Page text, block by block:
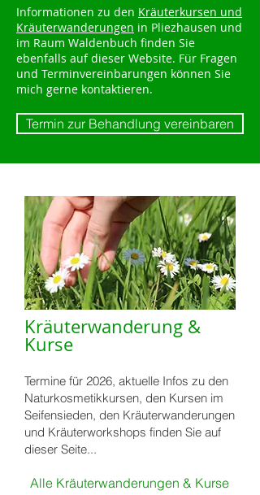
Informationen zu den Kräuterkursen und
Kräuterwanderungen in Pliezhausen und
im Raum Waldenbuch finden Sie
ebenfalls auf dieser Website. Für Fragen
und Terminvereinbarungen können Sie
mich gerne kontaktieren.
Termin zur Behandlung vereinbaren
Kräuterwanderung &
Kurse
Termine für 2026, aktuelle Infos zu den
Naturkosmetikkursen, den Kursen im
Seifensieden, den Kräuterwanderungen
und Kräuterworkshops finden Sie auf
dieser Seite...
Alle Kräuterwanderungen & Kurse